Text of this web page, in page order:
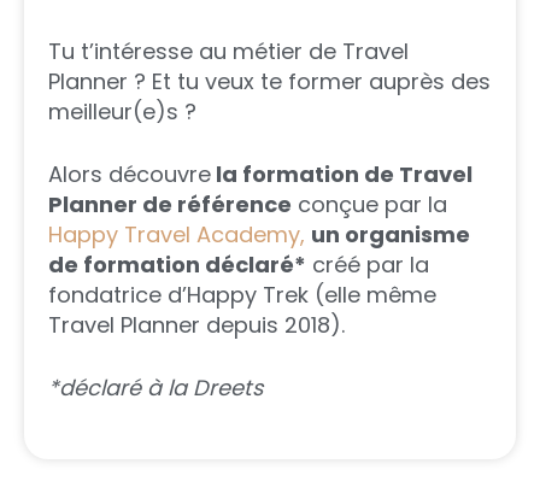
Tu t’intéresse au métier de Travel
Planner ? Et tu veux te former auprès des
meilleur(e)s ?
Alors découvre la formation de Travel
Planner de référence conçue par la
Happy Travel Academy, un organisme
de formation déclaré* créé par la
fondatrice d’Happy Trek (elle même
Travel Planner depuis 2018).
*déclaré à la Dreets